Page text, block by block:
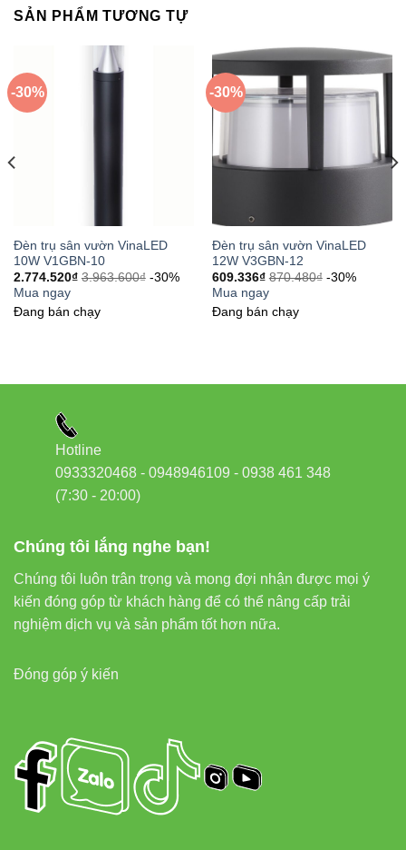
SẢN PHẨM TƯƠNG TỰ
-30%
Đèn trụ sân vườn VinaLED
10W V1GBN-10
2.774.520₫ 3.963.600₫ -30%
Mua ngay
Đang bán chạy
-30%
Đèn trụ sân vườn VinaLED
12W V3GBN-12
609.336₫ 870.480₫ -30%
Mua ngay
Đang bán chạy
Chúng tôi lắng nghe bạn!
Chúng tôi luôn trân trọng và mong đợi nhận được mọi ý
kiến đóng góp từ khách hàng để có thể nâng cấp trải
nghiệm dịch vụ và sản phẩm tốt hơn nữa.
Đóng góp ý kiến
Hotline
0933320468 - 0948946109 - 0938 461 348
(7:30 - 20:00)